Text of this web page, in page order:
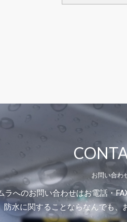
お問い合わ
ラへのお問い合わせはお電話・
防水に関することならなんでも、